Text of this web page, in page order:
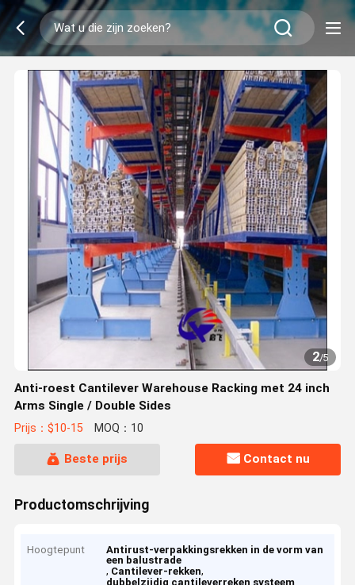
2/5
Anti-roest Cantilever Warehouse Racking met 24 inch
Arms Single / Double Sides
Prijs：$10-15 MOQ：10
Beste prijs Contact nu
Productomschrijving
Hoogtepunt
Antirust-verpakkingsrekken in de vorm van
een balustrade
, Cantilever-rekken,
dubbelzijdig cantileverreken systeem